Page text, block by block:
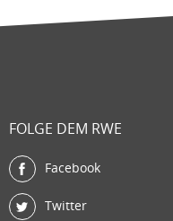
FOLGE DEM RWE
Facebook
Twitter